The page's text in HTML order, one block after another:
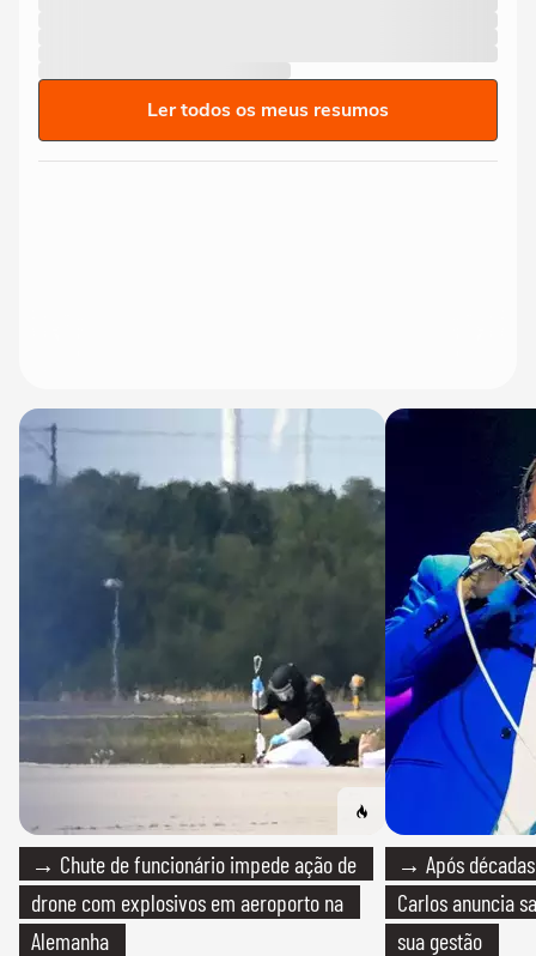
Ler todos os meus resumos
→ Chute de funcionário impede ação de
drone com explosivos em aeroporto na
Alemanha
→ Após
Carlos anuncia
sua gestão